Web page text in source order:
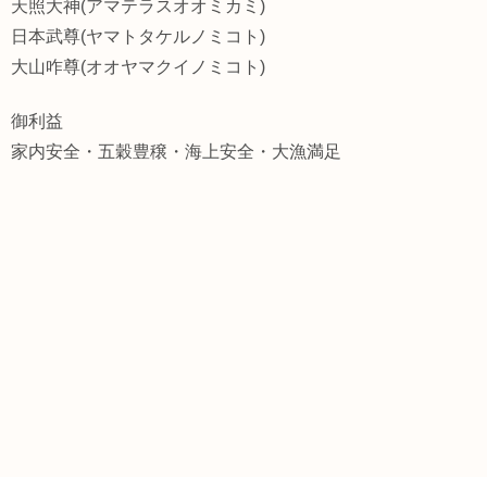
天照大神(アマテラスオオミカミ)
日本武尊(ヤマトタケルノミコト)
大山咋尊(オオヤマクイノミコト)
御利益
家内安全・五穀豊穣・海上安全・大漁満足